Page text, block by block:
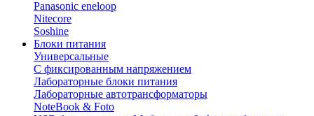
Panasonic eneloop
Nitecore
Soshine
Блоки питания
Универсальные
C фиксированным напряжением
Лабораторные блоки питания
Лабораторные автотрансформаторы
NoteBook & Foto